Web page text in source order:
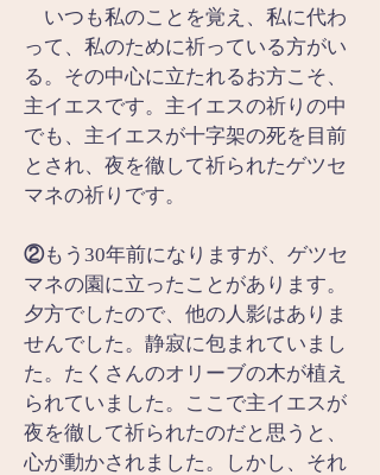
いつも私のことを覚え、私に代わ
って、私のために祈っている方がい
る。その中心に立たれるお方こそ、
主イエスです。主イエスの祈りの中
でも、主イエスが十字架の死を目前
とされ、夜を徹して祈られたゲツセ
マネの祈りです。
②もう30年前になりますが、ゲツセ
マネの園に立ったことがあります。
夕方でしたので、他の人影はありま
せんでした。静寂に包まれていまし
た。たくさんのオリーブの木が植え
られていました。ここで主イエスが
夜を徹して祈られたのだと思うと、
心が動かされました。しかし、それ